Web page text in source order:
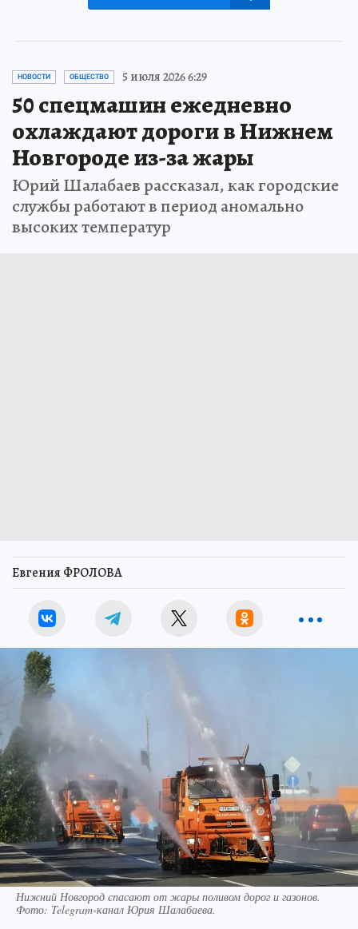
НОВОСТИ ОБЩЕСТВО 5 июля 2026 6:29
50 спецмашин ежедневно
охлаждают дороги в Нижнем
Новгороде из-за жары
Юрий Шалабаев рассказал, как городские
службы работают в период аномально
высоких температур
Евгения ФРОЛОВА
Нижний Новгород спасают от жары поливом дорог и газонов.
Фото: Telegram-канал Юрия Шалабаева.